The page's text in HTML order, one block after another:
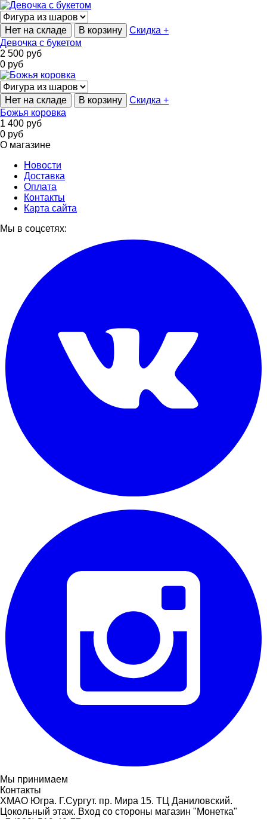
Нет на складе В корзину
Скидка +
Девочка с букетом
2 500 руб
0 руб
Нет на складе В корзину
Скидка +
Божья коровка
1 400 руб
0 руб
О магазине
Новости
Доставка
Оплата
Контакты
Карта сайта
Мы в соцсетях:
Мы принимаем
Контакты
ХМАО Югра. Г.Сургут. пр. Мира 15. ТЦ Даниловский.
Цокольный этаж. Вход со стороны магазин "Монетка"